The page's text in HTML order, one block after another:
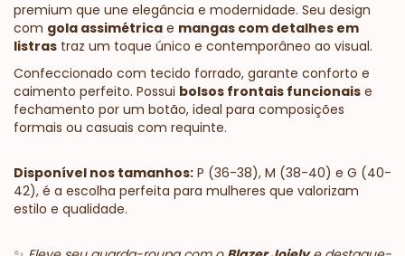
premium que une elegância e modernidade. Seu design
com gola assimétrica e mangas com detalhes em
listras traz um toque único e contemporâneo ao visual.
Confeccionado com tecido forrado, garante conforto e
caimento perfeito. Possui bolsos frontais funcionais e
fechamento por um botão, ideal para composições
formais ou casuais com requinte.
Disponível nos tamanhos: P (36-38), M (38-40) e G (40-
42), é a escolha perfeita para mulheres que valorizam
estilo e qualidade.